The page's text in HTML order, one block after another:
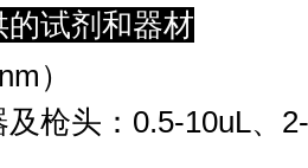
的试剂和器材
）
枪头：0.5-10uL、